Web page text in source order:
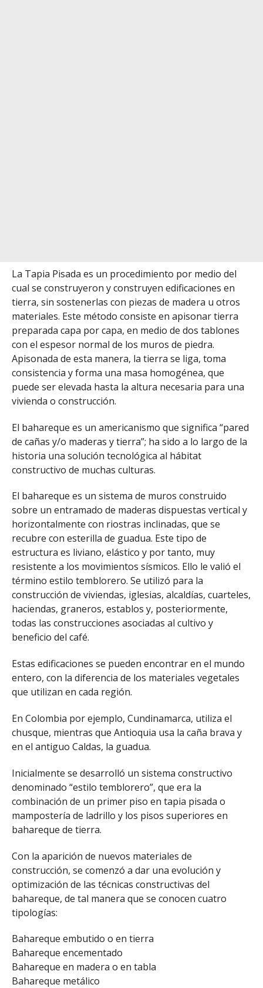
La Tapia Pisada es un procedimiento por medio del
cual se construyeron y construyen edificaciones en
tierra, sin sostenerlas con piezas de madera u otros
materiales. Este método consiste en apisonar tierra
preparada capa por capa, en medio de dos tablones
con el espesor normal de los muros de piedra.
Apisonada de esta manera, la tierra se liga, toma
consistencia y forma una masa homogénea, que
puede ser elevada hasta la altura necesaria para una
vivienda o construcción.
El bahareque es un americanismo que significa “pared
de cañas y/o maderas y tierra”; ha sido a lo largo de la
historia una solución tecnológica al hábitat
constructivo de muchas culturas.
El bahareque es un sistema de muros construido
sobre un entramado de maderas dispuestas vertical y
horizontalmente con riostras inclinadas, que se
recubre con esterilla de guadua. Este tipo de
estructura es liviano, elástico y por tanto, muy
resistente a los movimientos sísmicos. Ello le valió el
término estilo temblorero. Se utilizó para la
construcción de viviendas, iglesias, alcaldías, cuarteles,
haciendas, graneros, establos y, posteriormente,
todas las construcciones asociadas al cultivo y
beneficio del café.
Estas edificaciones se pueden encontrar en el mundo
entero, con la diferencia de los materiales vegetales
que utilizan en cada región.
En Colombia por ejemplo, Cundinamarca, utiliza el
chusque, mientras que Antioquia usa la caña brava y
en el antiguo Caldas, la guadua.
Inicialmente se desarrolló un sistema constructivo
denominado “estilo temblorero”, que era la
combinación de un primer piso en tapia pisada o
mampostería de ladrillo y los pisos superiores en
bahareque de tierra.
Con la aparición de nuevos materiales de
construcción, se comenzó a dar una evolución y
optimización de las técnicas constructivas del
bahareque, de tal manera que se conocen cuatro
tipologías:
Bahareque embutido o en tierra
Bahareque encementado
Bahareque en madera o en tabla
Bahareque metálico